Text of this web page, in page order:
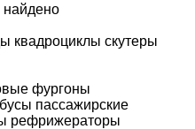
найдено
квадроциклы скутеры
фургоны
пассажирские
рефрижераторы